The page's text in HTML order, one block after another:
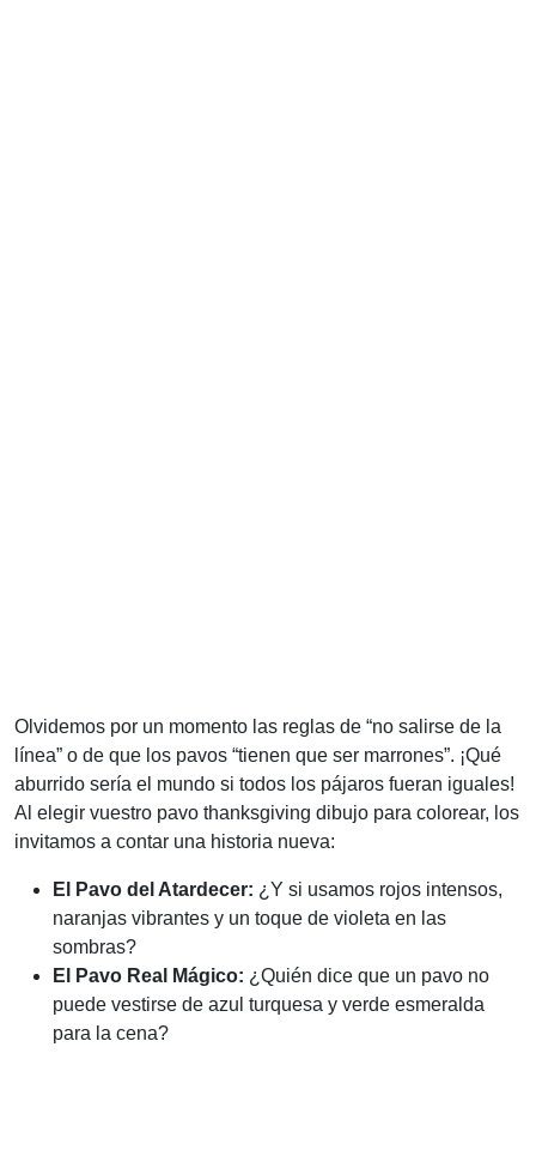
Olvidemos por un momento las reglas de “no salirse de la
línea” o de que los pavos “tienen que ser marrones”. ¡Qué
aburrido sería el mundo si todos los pájaros fueran iguales!
Al elegir vuestro pavo thanksgiving dibujo para colorear, los
invitamos a contar una historia nueva:
El Pavo del Atardecer: ¿Y si usamos rojos intensos,
naranjas vibrantes y un toque de violeta en las
sombras?
El Pavo Real Mágico: ¿Quién dice que un pavo no
puede vestirse de azul turquesa y verde esmeralda
para la cena?